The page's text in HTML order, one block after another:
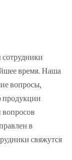
время. Наша
вопросы,
продукции
в
свяжутся